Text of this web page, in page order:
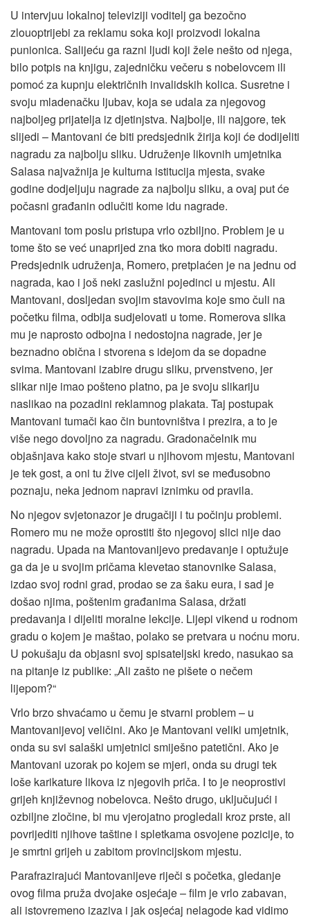
U intervjuu lokalnoj televiziji voditelj ga bezočno
zlouoptrijebi za reklamu soka koji proizvodi lokalna
punionica. Salijeću ga razni ljudi koji žele nešto od njega,
bilo potpis na knjigu, zajedničku večeru s nobelovcem ili
pomoć za kupnju električnih invalidskih kolica. Susretne i
svoju mladenačku ljubav, koja se udala za njegovog
najboljeg prijatelja iz djetinjstva. Najbolje, ili najgore, tek
slijedi – Mantovani će biti predsjednik žirija koji će dodijeliti
nagradu za najbolju sliku. Udruženje likovnih umjetnika
Salasa najvažnija je kulturna istitucija mjesta, svake
godine dodjeljuju nagrade za najbolju sliku, a ovaj put će
počasni građanin odlučiti kome idu nagrade.
Mantovani tom poslu pristupa vrlo ozbiljno. Problem je u
tome što se već unaprijed zna tko mora dobiti nagradu.
Predsjednik udruženja, Romero, pretplaćen je na jednu od
nagrada, kao i još neki zaslužni pojedinci u mjestu. Ali
Mantovani, dosljedan svojim stavovima koje smo čuli na
početku filma, odbija sudjelovati u tome. Romerova slika
mu je naprosto odbojna i nedostojna nagrade, jer je
beznadno obična i stvorena s idejom da se dopadne
svima. Mantovani izabire drugu sliku, prvenstveno, jer
slikar nije imao pošteno platno, pa je svoju slikariju
naslikao na pozadini reklamnog plakata. Taj postupak
Mantovani tumači kao čin buntovništva i prezira, a to je
više nego dovoljno za nagradu. Gradonačelnik mu
objašnjava kako stoje stvari u njihovom mjestu, Mantovani
je tek gost, a oni tu žive cijeli život, svi se međusobno
poznaju, neka jednom napravi iznimku od pravila.
No njegov svjetonazor je drugačiji i tu počinju problemi.
Romero mu ne može oprostiti što njegovoj slici nije dao
nagradu. Upada na Mantovanijevo predavanje i optužuje
ga da je u svojim pričama klevetao stanovnike Salasa,
izdao svoj rodni grad, prodao se za šaku eura, i sad je
došao njima, poštenim građanima Salasa, držati
predavanja i dijeliti moralne lekcije. Lijepi vikend u rodnom
gradu o kojem je maštao, polako se pretvara u noćnu moru.
U pokušaju da objasni svoj spisateljski kredo, nasukao sa
na pitanje iz publike: „Ali zašto ne pišete o nečem
lijepom?“
Vrlo brzo shvaćamo u čemu je stvarni problem – u
Mantovanijevoj veličini. Ako je Mantovani veliki umjetnik,
onda su svi salaški umjetnici smiješno patetični. Ako je
Mantovani uzorak po kojem se mjeri, onda su drugi tek
loše karikature likova iz njegovih priča. I to je neoprostivi
grijeh književnog nobelovca. Nešto drugo, uključujući i
ozbiljne zločine, bi mu vjerojatno progledali kroz prste, ali
povrijediti njihove taštine i spletkama osvojene pozicije, to
je smrtni grijeh u zabitom provincijskom mjestu.
Parafrazirajući Mantovanijeve riječi s početka, gledanje
ovog filma pruža dvojake osjećaje – film je vrlo zabavan,
ali istovremeno izaziva i jak osjećaj nelagode kad vidimo